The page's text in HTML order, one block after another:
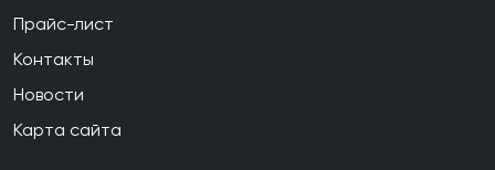
Прайс-лист
Контакты
Новости
Карта сайта